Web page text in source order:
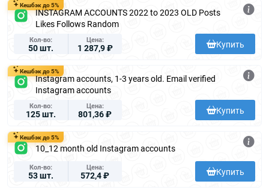
Кешбэк до 5%
INSTAGRAM ACCOUNTS 2022 to 2023 OLD Posts
Likes Follows Random
Кол-во
50 шт.
Цена
1 287,9 ₽ Купить
Кешбэк до 5%
Instagram accounts, 1-3 years old. Email verified
Instagram accounts
Кол-во
125 шт.
Цена
801,36 ₽ Купить
Кешбэк до 5%
10_12 month old Instagram accounts
Кол-во
53 шт.
Цена
572,4 ₽ Купить